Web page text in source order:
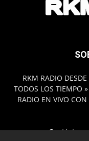
RKM RADIO DESDE
TODOS LOS TIEMPO
RADIO EN VIVO